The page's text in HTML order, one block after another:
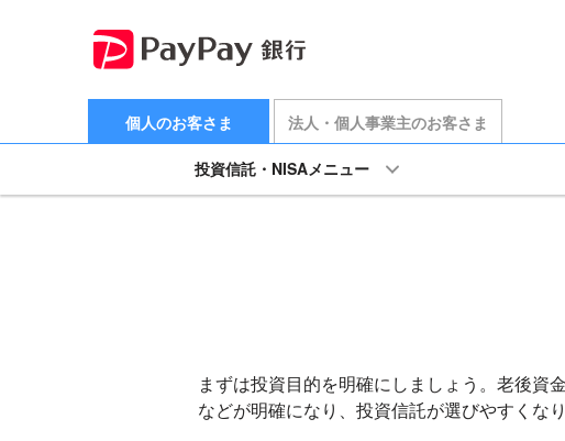
個人のお客さま 法人・個人事業主のお客さま
投資信託・NISAメニュー
まずは投資目的を明確にしましょう。老後資
などが明確になり、投資信託が選びやすくなり